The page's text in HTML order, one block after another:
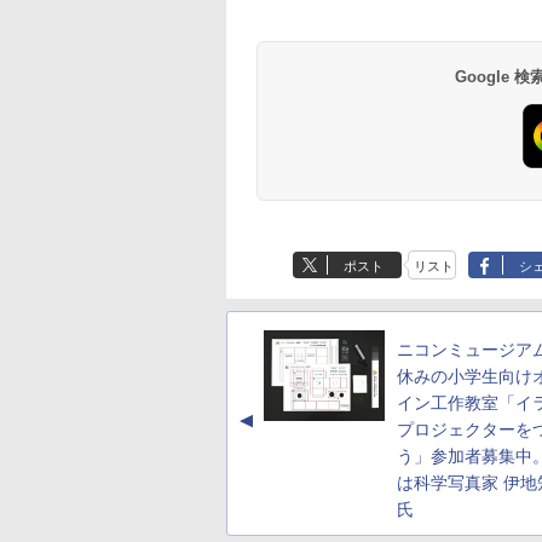
Google 検
ポスト リスト シ
▲
ニコンミュージア
休みの小学生向け
イン工作教室「イ
プロジェクターを
う」参加者募集中
は科学写真家 伊地
氏